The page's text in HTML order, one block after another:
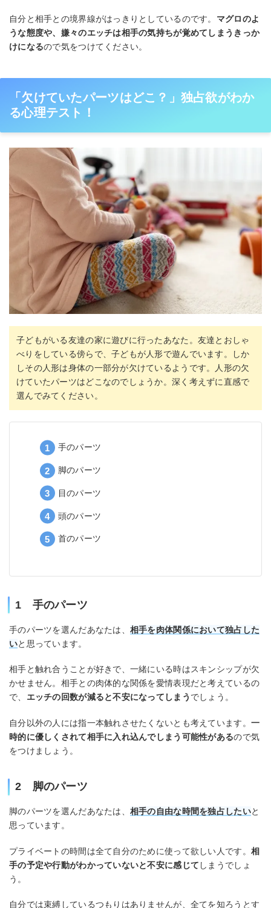
自分と相手との境界線がはっきりとしているのです。 マグロのよ
うな態度や、嫌々のエッチは相手の気持ちが覚めてしまうきっか
けになるので気をつけてください。
「欠けていたパーツはどこ？」独占欲がわか
る心理テスト！
子どもがいる友達の家に遊びに行ったあなた。友達とおしゃ
べりをしている傍らで、子どもが人形で遊んでいます。しか
しその人形は身体の一部分が欠けているようです。人形の欠
けていたパーツはどこなのでしょうか。深く考えずに直感で
選んでみてください。
手のパーツ
脚のパーツ
目のパーツ
頭のパーツ
首のパーツ
1 手のパーツ
手のパーツを選んだあなたは、 相手を肉体関係において独占した
いと思っています。
相手と触れ合うことが好きで、一緒にいる時はスキンシップが欠
かせません。相手との肉体的な関係を愛情表現だと考えているの
で、 エッチの回数が減ると不安になってしまう でしょう。
自分以外の人には指一本触れさせたくないとも考えています。 一
時的に優しくされて相手に入れ込んでしまう可能性があるので気
をつけましょう。
2 脚のパーツ
脚のパーツを選んだあなたは、 相手の自由な時間を独占したいと
思っています。
プライベートの時間は全て自分のために使って欲しい人です。 相
手の予定や行動がわかっていないと不安に感じて しまうでしょ
う。
自分では束縛しているつもりはありませんが、全てを知ろうとす